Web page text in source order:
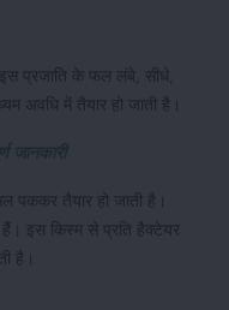
इस प्रजाति के फल लंबे, सीधे,
अवधि में तैयार हो जाती है।
जानकारी
तैयार हो जाती है।
इस किस्म से प्रति हैक्टेयर
है।